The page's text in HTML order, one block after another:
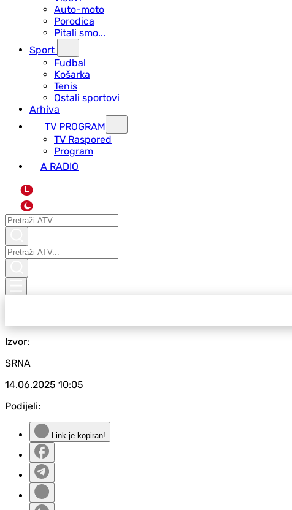
Auto-moto
Porodica
Pitali smo...
Sport
Fudbal
Košarka
Tenis
Ostali sportovi
Arhiva
TV PROGRAM
ТV Raspored
Program
A RADIO
L
Izvor:
SRNA
14.06.2025 10:05
Podijeli:
Link je kopiran!